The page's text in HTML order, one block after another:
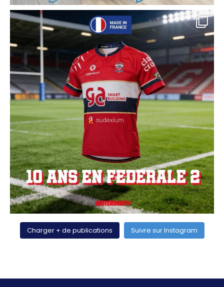
Charger + de publications Suivre sur Instagram